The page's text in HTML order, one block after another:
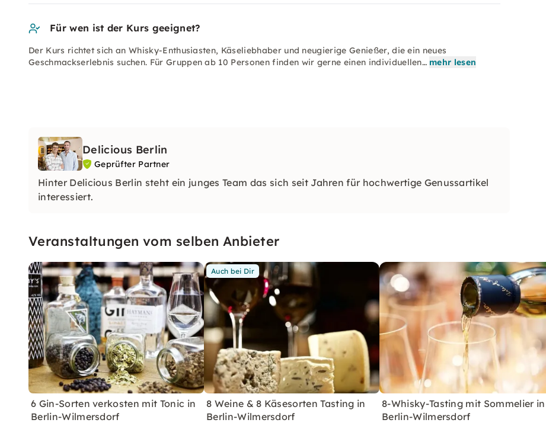
Für wen ist der Kurs geeignet?
Der Kurs richtet sich an Whisky-Enthusiasten, Käseliebhaber und neugierige Genießer, die ein neues
Geschmackserlebnis suchen. Für Gruppen ab 10 Personen finden wir gerne einen individuellen… mehr lesen
Delicious Berlin
Geprüfter Partner
Hinter Delicious Berlin steht ein junges Team das sich seit Jahren für hochwertige Genussartikel
interessiert.
Veranstaltungen vom selben Anbieter
6 Gin-Sorten verkosten mit Tonic in
Berlin-Wilmersdorf
Auch bei Dir
8 Weine & 8 Käsesorten Tasting in
Berlin-Wilmersdorf
8-Whisky-Tasting mit Sommelier in
Berlin-Wilmersdorf